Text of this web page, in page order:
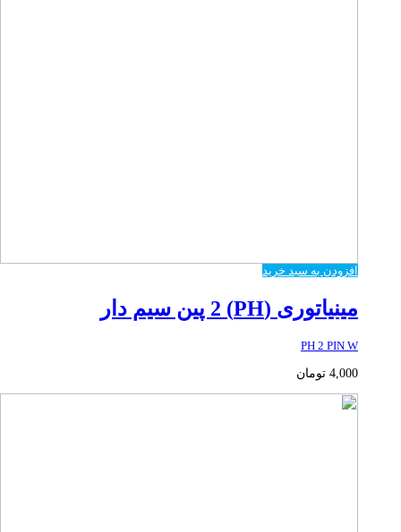
افزودن به سبد خرید
مینیاتوری (PH) 2 پین سیم دار
PH 2 PIN W
4,000 تومان